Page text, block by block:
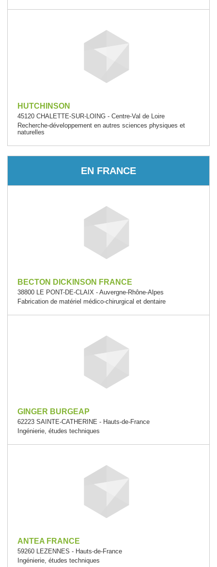
HUTCHINSON
45120 CHALETTE-SUR-LOING - Centre-Val de Loire
Recherche-développement en autres sciences physiques et
naturelles
EN FRANCE
BECTON DICKINSON FRANCE
38800 LE PONT-DE-CLAIX - Auvergne-Rhône-Alpes
Fabrication de matériel médico-chirurgical et dentaire
GINGER BURGEAP
62223 SAINTE-CATHERINE - Hauts-de-France
Ingénierie, études techniques
ANTEA FRANCE
59260 LEZENNES - Hauts-de-France
Ingénierie, études techniques